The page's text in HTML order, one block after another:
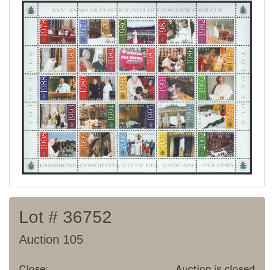
Current auction
Recent result
Archive
Regulation
Contact
Lot # 36752
Auction 105